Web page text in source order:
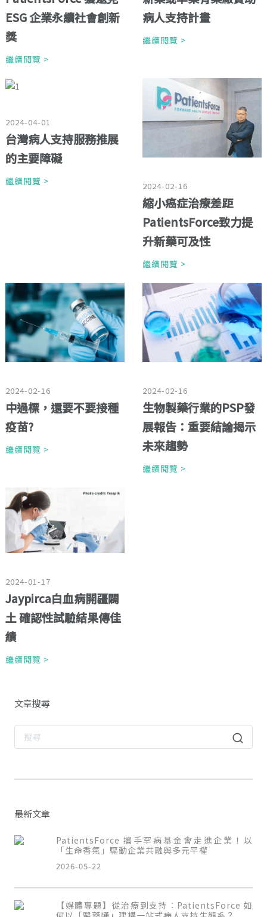
ESG 企業永續社會創新
獎
繼續閱覽 >
病人支持計畫
繼續閱覽 >
2024-04-01
台灣病人支持服務推展
的主要障礙
繼續閱覽 > 2024-02-16
縮小癌症治療差距
PatientsForce致力提
升新藥可及性
繼續閱覽 >
2024-02-16
中過標，還要不要接種
疫苗?
繼續閱覽 >
2024-02-16
生物製藥行業的PSP發
展報告：重要結論揭示
未來趨勢
繼續閱覽 >
2024-01-17
Jaypirca白血病開疆闢
土 確認性試驗結果傳佳
績
繼續閱覽 >
文章搜尋
最新文章
PatientsForce 攜手罕病基金會走進企業！以
「生命香氣」驅動企業共融與多元平權
2026-05-22
【媒體專題】從治療到支持：PatientsForce 如